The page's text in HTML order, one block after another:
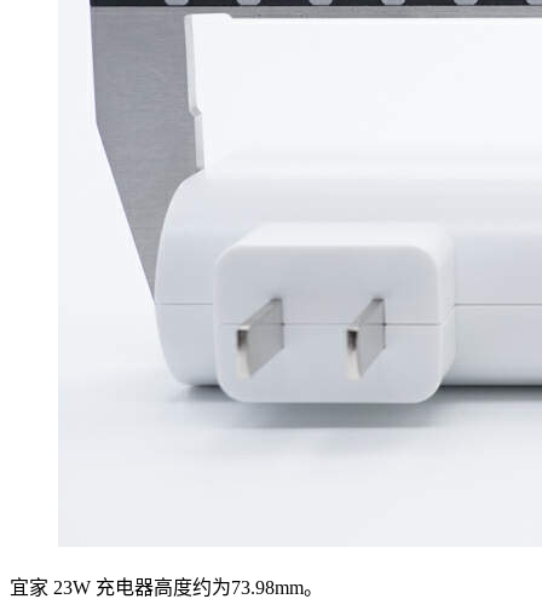
宜家 23W 充电器高度约为73.98mm。